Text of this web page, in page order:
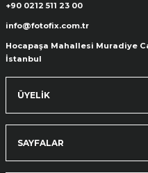
+90 0212 511 23 00
info@fotofix.com.tr
Hocapaşa Mahallesi Muradiye
İstanbul
ÜYELİK
SAYFALAR